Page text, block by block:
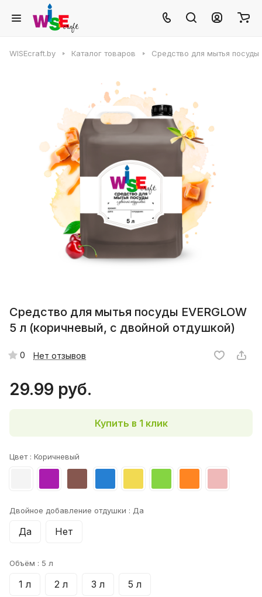
WISEcraft.by Каталог товаров Средство для мытья посуды
Средство для мытья посуды EVERGLOW
5 л (коричневый, с двойной отдушкой)
0 Нет отзывов
29.99 руб.
Купить в 1 клик
Цвет : Коричневый
Двойное добавление отдушки : Да
Да Нет
Объём : 5 л
1 л 2 л 3 л 5 л